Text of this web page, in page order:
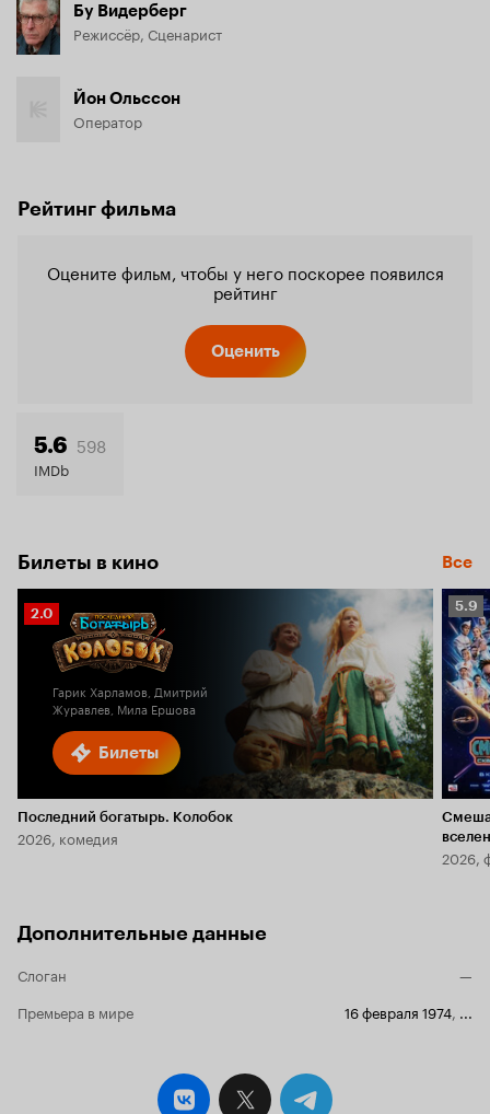
Бу Видерберг
Режиссёр, Сценарист
Йон Ольссон
Оператор
Рейтинг фильма
Оцените фильм, чтобы у него поскорее появился
рейтинг
Оценить
5.6 598
IMDb
Билеты в кино Все
Билеты
Рейтинг
Кинопоиска
2.0
Гарик Харламов, Дмитрий
Журавлев, Мила Ершова
Последний богатырь. Колобок
2026, комедия
5.9
5.9
2026,
Дополнительные данные
Слоган
—
Премьера в мире
16 февраля 1974, ...